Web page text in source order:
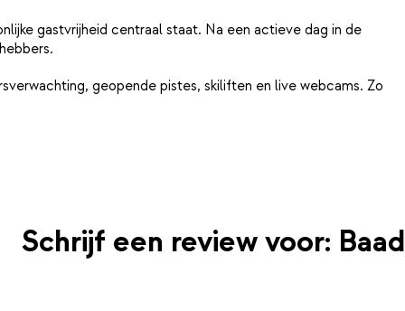
gastvrijheid centraal staat. Na een actieve dag in de
geopende pistes, skiliften en live webcams. Zo
Schrijf een review voor: Baad